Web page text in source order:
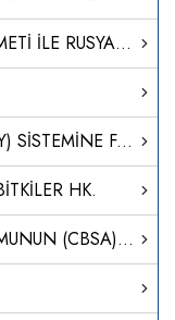
7513 TÜRKİYE CUMHURİYETİ HÜKÜMETİ İLE RUSYA FEDERASYONU HÜKÜMETİ ARASINDA ULUSLARARASI KARAYOLU TAŞIMACILIĞI ANLAŞMASININ ONAYLANMASININ UYGUN BULUNDUĞUNA DAİR KANUN
ELEKTRONİK SÜREÇ YÖNETİM (ESY) SİSTEMİNE FARMAKOVİJİLANS YETKİLİ/VEKİL KAYITLARININ TAŞINMASI
HK.
KANADA SINIR HİZMETLERİ KURUMUNUN (CBSA) YENİ DİJİTAL KAYIT SİSTEMİ CARM-II HAKKINDA